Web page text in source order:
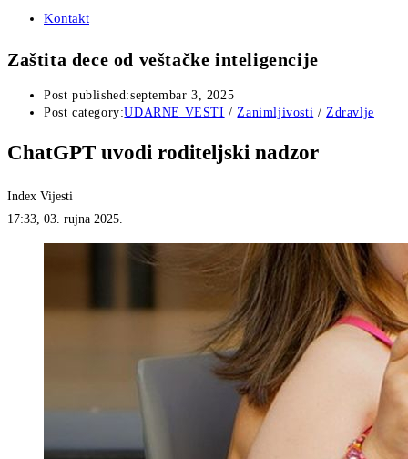
Kontakt
Zaštita dece od veštačke inteligencije
Post published:septembar 3, 2025
Post category:UDARNE VESTI / Zanimljivosti / Zdravlje
ChatGPT uvodi roditeljski nadzor
Index Vijesti
17:33, 03. rujna 2025.